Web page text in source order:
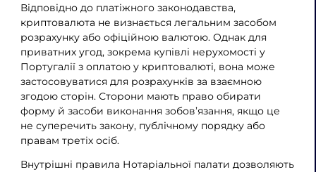
Відповідно до платіжного законодавства,
криптовалюта не визнається легальним засобом
розрахунку або офіційною валютою. Однак для
приватних угод, зокрема купівлі нерухомості у
Португалії з оплатою у криптовалюті, вона може
застосовуватися для розрахунків за взаємною
згодою сторін. Сторони мають право обирати
форму й засоби виконання зобов’язання, якщо це
не суперечить закону, публічному порядку або
правам третіх осіб.
Внутрішні правила Нотаріальної палати дозволяють